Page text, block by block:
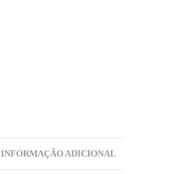
INFORMAÇÃO ADICIONAL